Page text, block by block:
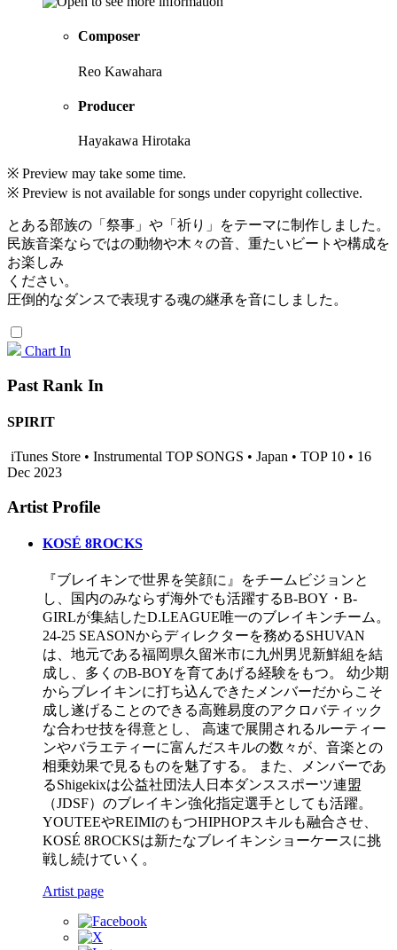
Composer
Reo Kawahara
Producer
Hayakawa Hirotaka
※ Preview may take some time.
※ Preview is not available for songs under copyright collective.
とある部族の「祭事」や「祈り」をテーマに制作しました。
民族音楽ならではの動物や木々の音、重たいビートや構成を
お楽しみ
ください。
圧倒的なダンスで表現する魂の継承を音にしました。
Chart In
Past Rank In
SPIRIT
iTunes Store • Instrumental TOP SONGS • Japan • TOP 10 • 16
Dec 2023
Artist Profile
KOSÉ 8ROCKS
『ブレイキンで世界を笑顔に』をチームビジョンと
し、国内のみならず海外でも活躍するB-BOY・B-
GIRLが集結したD.LEAGUE唯一のブレイキンチーム。
24-25 SEASONからディレクターを務めるSHUVAN
は、地元である福岡県久留米市に九州男児新鮮組を結
成し、多くのB-BOYを育てあげる経験をもつ。 幼少期
からブレイキンに打ち込んできたメンバーだからこそ
成し遂げることのできる高難易度のアクロバティック
な合わせ技を得意とし、 高速で展開されるルーティー
ンやバラエティーに富んだスキルの数々が、音楽との
相乗効果で見るものを魅了する。 また、メンバーであ
るShigekixは公益社団法人日本ダンススポーツ連盟
（JDSF）のブレイキン強化指定選手としても活躍。
YOUTEEやREIMIのもつHIPHOPスキルも融合させ、
KOSÉ 8ROCKSは新たなブレイキンショーケースに挑
戦し続けていく。
Artist page